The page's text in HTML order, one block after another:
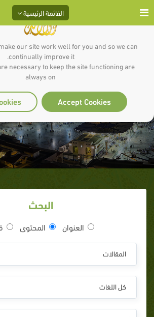
our site work well for you and so we can
continually improve it.
necessary to keep the site functioning are
always on
Accept Cookies
القائمة الرئيسية
أعمال
البحث
العنوان المحتوى
المقالات
كل اللغات